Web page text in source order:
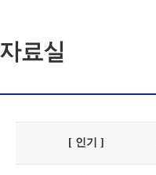
자료실
[ 인기 ]